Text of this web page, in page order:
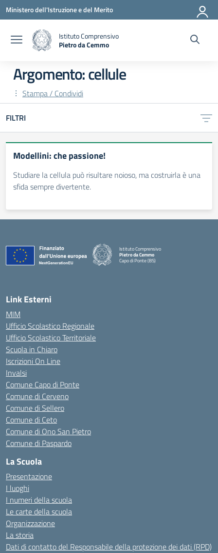
Vai ai contenuti
Vai al menu di navigazione
Vai al footer
Ministero dell'Istruzione e del Merito
Istituto Comprensivo
Pietro da Cemmo
Argomento: cellule
Stampa / Condividi
FILTRI
Modellini: che passione!
Studiare la cellula può risultare noioso, ma costruirla è una
sfida sempre divertente.
Istituto Comprensivo
Pietro da Cemmo
Capo di Ponte (BS)
— Visita la pagina iniziale della scuola
Link Esterni
MIM
Ufficio Scolastico Regionale
Ufficio Scolastico Territoriale
Scuola in Chiaro
Iscrizioni On Line
Invalsi
Comune Capo di Ponte
Comune di Cerveno
Comune di Sellero
Comune di Ceto
Comune di Ono San Pietro
Comune di Paspardo
La Scuola
Presentazione
I luoghi
I numeri della scuola
Le carte della scuola
Organizzazione
La storia
Dati di contatto del Responsabile della protezione dei dati (RPD)